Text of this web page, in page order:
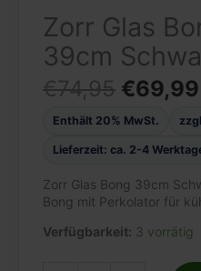
Zorr Glas
39cm
€74,95
Preis
war:
€74,95
€69,99
Enthält 20% MwSt.
Lieferzeit: ca. 2-4
Zorr Glas Bong 39cm
Bong mit Perkolator für
Verfügbarkeit: 3 vorrätig